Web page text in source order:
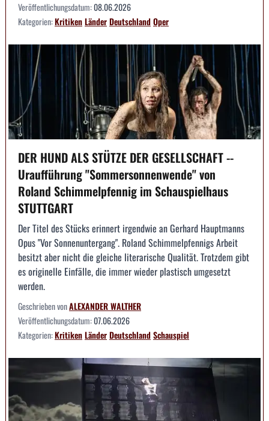
Veröffentlichungsdatum:08.06.2026
Kategorien:KritikenLänderDeutschlandOper
DER HUND ALS STÜTZE DER GESELLSCHAFT --
Uraufführung "Sommersonnenwende" von
Roland Schimmelpfennig im Schauspielhaus
STUTTGART
Der Titel des Stücks erinnert irgendwie an Gerhard Hauptmanns
Opus "Vor Sonnenuntergang". Roland Schimmelpfennigs Arbeit
besitzt aber nicht die gleiche literarische Qualität. Trotzdem gibt
es originelle Einfälle, die immer wieder plastisch umgesetzt
werden.
Geschrieben vonALEXANDER WALTHER
Veröffentlichungsdatum:07.06.2026
Kategorien:KritikenLänderDeutschlandSchauspiel